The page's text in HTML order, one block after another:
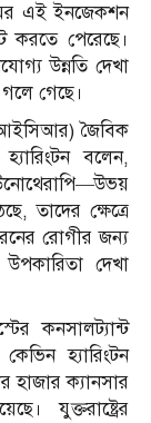
এই ইনজেকশন
করতে পেরেছে।
উন্নতি দেখা
গেছে।
(আইসিআর) জৈবিক
বলেন,
তাদের ক্ষেত্রে
রোগীর জন্য
দেখা
কনসালট্যান্ট
হ্যারিংটন
হাজার ক্যানসার
যুক্তরাষ্ট্রের